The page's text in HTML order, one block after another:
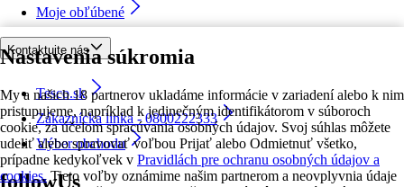
Nastavenia súkromia
My a našich 18 partnerov ukladáme informácie v zariadení alebo k nim
pristupujeme, napríklad k jedinečným identifikátorom v súboroch
cookie, za účelom spracúvania osobných údajov. Svoj súhlas môžete
udeliť alebo spravovať voľbou Prijať alebo Odmietnuť všetko,
prípadne kedykoľvek v Pravidlách pre ochranu osobných údajov a
cookies. Tieto voľby oznámime našim partnerom a neovplyvnia údaje
Moje obľúbené
Kontaktujte nás
Tesco.sk
Zákaznícka linka - 0800222333
Výber obchodu
followUs